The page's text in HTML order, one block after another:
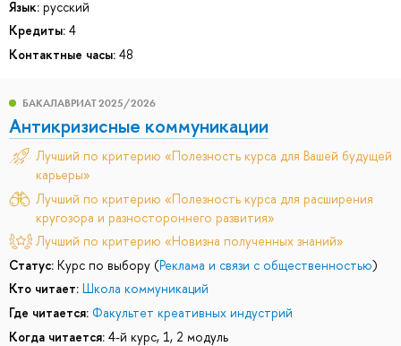
Язык: русский
Кредиты: 4
Контактные часы: 48
БАКАЛАВРИАТ 2025/2026
Антикризисные коммуникации
Лучший по критерию «Полезность курса для Вашей будущей
карьеры»
Лучший по критерию «Полезность курса для расширения
кругозора и разностороннего развития»
Лучший по критерию «Новизна полученных знаний»
Статус: Курс по выбору (Реклама и связи с общественностью)
Кто читает: Школа коммуникаций
Где читается: Факультет креативных индустрий
Когда читается: 4-й курс, 1, 2 модуль